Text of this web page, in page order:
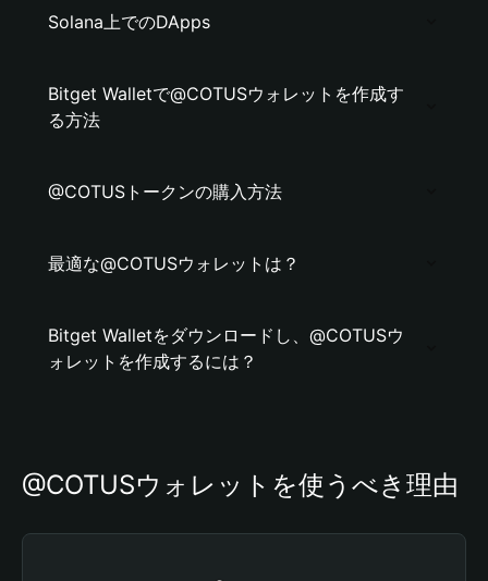
Solana上でのDApps
Bitget Walletで@COTUSウォレットを作成す
る方法
@COTUSトークンの購入方法
最適な@COTUSウォレットは？
Bitget Walletをダウンロードし、@COTUSウ
ォレットを作成するには？
@COTUSウォレットを使うべき理由